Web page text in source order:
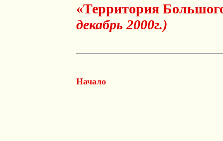
«Территория
декабрь 2000г.)
Начало